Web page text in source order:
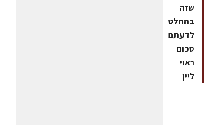
שזה
בהחלט
לדעתם
סכום
ראוי
ליין